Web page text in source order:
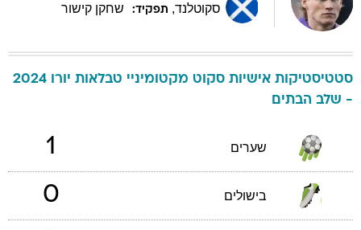
סקוטלנד, תפקיד: שחקן קישור
סטטיסטיקות אישיות סקוט מקטומיניי
טבלאות יורו 2024
- שלב הבתים
שערים 1
בישולים 0